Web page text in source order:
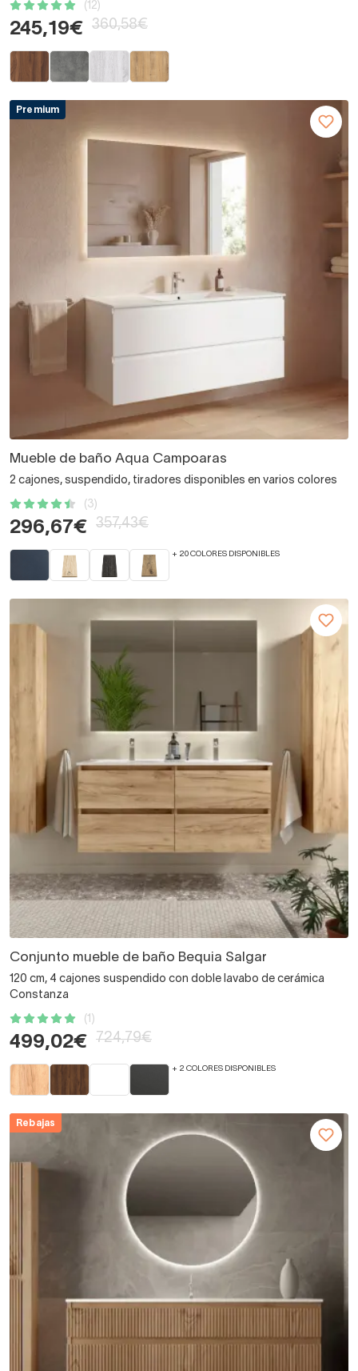
(12)
245,19€ 360,58€
Premium
Mueble de baño Aqua Campoaras
2 cajones, suspendido, tiradores disponibles en varios colores
(3)
296,67€ 357,43€
+ 20 COLORES DISPONIBLES
Conjunto mueble de baño Bequia Salgar
120 cm, 4 cajones suspendido con doble lavabo de cerámica
Constanza
(1)
499,02€ 724,79€
+ 2 COLORES DISPONIBLES
Rebajas